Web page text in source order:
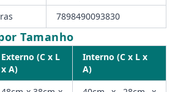
7898490093830
Tamanho
Externo (C x L
x A)
Interno (C x L x
A)